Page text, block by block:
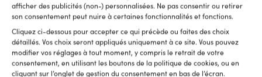
afficher des publicités (non-) personnalisées. Ne pas consentir ou retirer
son consentement peut nuire à certaines fonctionnalités et fonctions.
Cliquez ci-dessous pour accepter ce qui précède ou faites des choix
détaillés. Vos choix seront appliqués uniquement à ce site. Vous pouvez
modifier vos réglages à tout moment, y compris le retrait de votre
consentement, en utilisant les boutons de la politique de cookies, ou en
cliquant sur l’onglet de gestion du consentement en bas de l’écran.
Manille d’ancre NOCK
Essentials, Ø12 mm, 48 mm,
Sangle de mouillage / ligne
d’ancre pour enrouleur de